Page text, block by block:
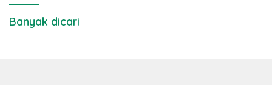
Banyak dicari